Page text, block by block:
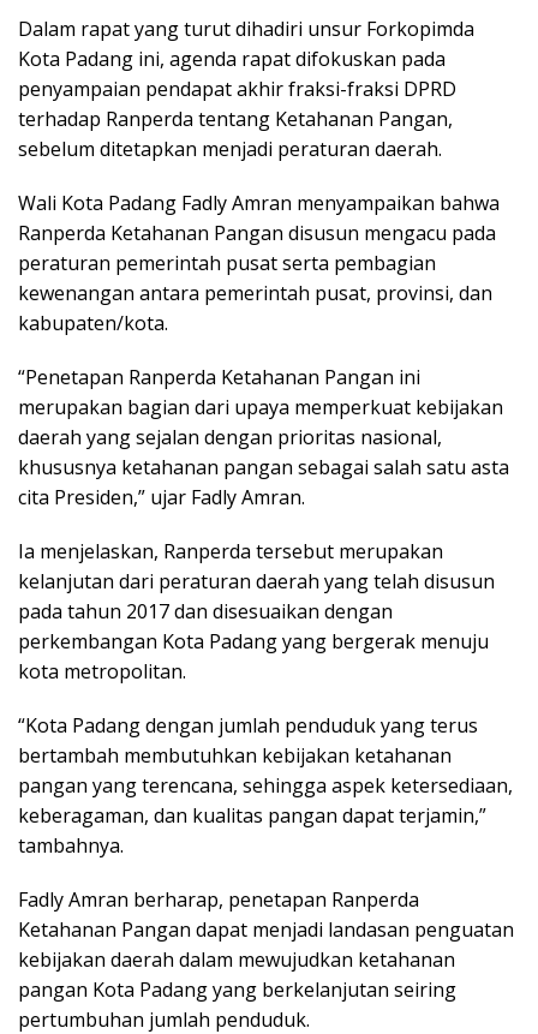
Dalam rapat yang turut dihadiri unsur Forkopimda
Kota Padang ini, agenda rapat difokuskan pada
penyampaian pendapat akhir fraksi-fraksi DPRD
terhadap Ranperda tentang Ketahanan Pangan,
sebelum ditetapkan menjadi peraturan daerah.
Wali Kota Padang Fadly Amran menyampaikan bahwa
Ranperda Ketahanan Pangan disusun mengacu pada
peraturan pemerintah pusat serta pembagian
kewenangan antara pemerintah pusat, provinsi, dan
kabupaten/kota.
“Penetapan Ranperda Ketahanan Pangan ini
merupakan bagian dari upaya memperkuat kebijakan
daerah yang sejalan dengan prioritas nasional,
khususnya ketahanan pangan sebagai salah satu asta
cita Presiden,” ujar Fadly Amran.
Ia menjelaskan, Ranperda tersebut merupakan
kelanjutan dari peraturan daerah yang telah disusun
pada tahun 2017 dan disesuaikan dengan
perkembangan Kota Padang yang bergerak menuju
kota metropolitan.
“Kota Padang dengan jumlah penduduk yang terus
bertambah membutuhkan kebijakan ketahanan
pangan yang terencana, sehingga aspek ketersediaan,
keberagaman, dan kualitas pangan dapat terjamin,”
tambahnya.
Fadly Amran berharap, penetapan Ranperda
Ketahanan Pangan dapat menjadi landasan penguatan
kebijakan daerah dalam mewujudkan ketahanan
pangan Kota Padang yang berkelanjutan seiring
pertumbuhan jumlah penduduk.